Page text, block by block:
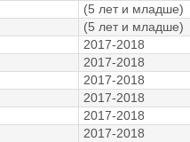
(5 лет и младше)
(5 лет и младше)
2017-2018
2017-2018
2017-2018
2017-2018
2017-2018
2017-2018